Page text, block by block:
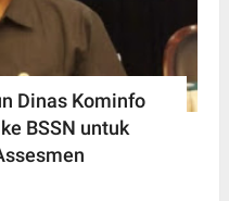
Dinas Kominfo
BSSN untuk